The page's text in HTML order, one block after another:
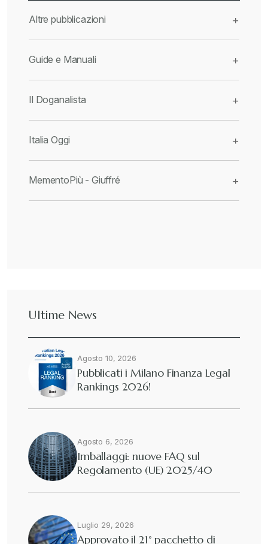
Altre pubblicazioni +
Guide e Manuali +
Il Doganalista +
Italia Oggi +
MementoPiù - Giuffré +
Ultime News
Agosto 10, 2026
Pubblicati i Milano Finanza Legal
Rankings 2026!
Agosto 6, 2026
Imballaggi: nuove FAQ sul
Regolamento (UE) 2025/40
Luglio 29, 2026
Approvato il 21° pacchetto di